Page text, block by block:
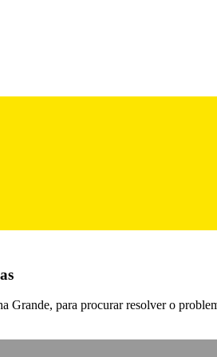
Grande, para procurar resolver o